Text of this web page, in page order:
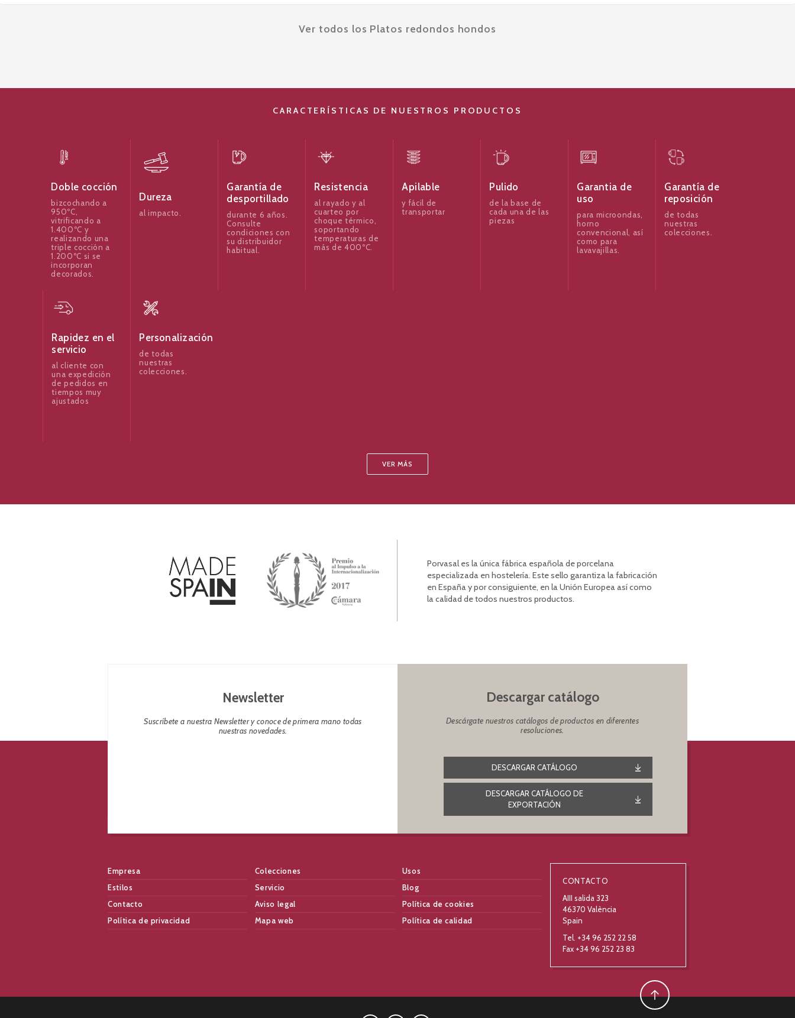
Ver todos los Platos redondos hondos
CARACTERÍSTICAS DE NUESTROS PRODUCTOS
Doble cocción
bizcochando a
950ºC,
vitrificando a
1.400ºC y
realizando una
triple cocción a
1.200ºC si se
incorporan
decorados.
Dureza
al impacto.
Garantía de
desportillado
durante 6 años.
Consulte
condiciones con
su distribuidor
habitual.
Resistencia
al rayado y al
cuarteo por
choque térmico,
soportando
temperaturas de
más de 400ºC.
Apilable
y fácil de
transportar
Pulido
de la base de
cada una de las
piezas
Garantia de
uso
para microondas,
horno
convencional, así
como para
lavavajillas.
Garantía de
reposición
de todas
nuestras
colecciones.
Rapidez en el
servicio
al cliente con
una expedición
de pedidos en
tiempos muy
ajustados
Personalización
de todas
nuestras
colecciones.
VER MÁS
Porvasal es la única fábrica española de porcelana
especializada en hostelería. Este sello garantiza la fabricación
en España y por consiguiente, en la Unión Europea así como
la calidad de todos nuestros productos.
Newsletter
Suscríbete a nuestra Newsletter y conoce de primera mano todas
nuestras novedades.
Descargar catálogo
Descárgate nuestros catálogos de productos en diferentes
resoluciones.
DESCARGAR CATÁLOGO
DESCARGAR CATÁLOGO DE
EXPORTACIÓN
Empresa Colecciones
Usos
Estilos
Servicio
Blog
Contacto
Aviso legal
Política de cookies
Política de privacidad
Mapa web Política de calidad
CONTACTO
AIII salida 323
46370 València
Spain
Tel. +34 96 252 22 58
Fax +34 96 252 23 83